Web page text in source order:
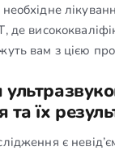
де
вам з цією
їх
є